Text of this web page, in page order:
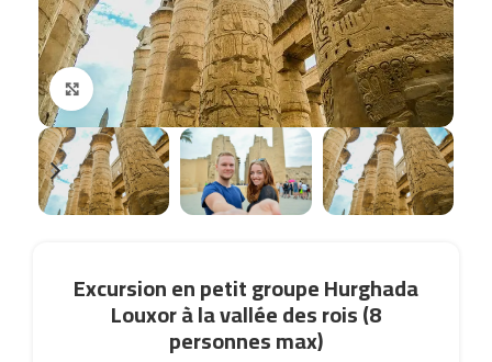
Click to enlarge
Excursion en petit groupe Hurghada
Louxor à la vallée des rois (8
personnes max)